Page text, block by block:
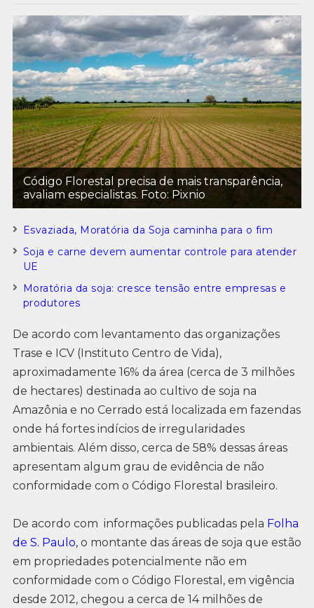
Código Florestal precisa de mais transparência,
avaliam especialistas. Foto: Pixnio
Esvaziada, Moratória da Soja caminha para o fim
Soja e carne devem aumentar controle para atender
UE
Moratória da soja: cresce tensão entre empresas e
produtores
De acordo com levantamento das organizações
Trase e ICV (Instituto Centro de Vida),
aproximadamente 16% da área (cerca de 3 milhões
de hectares) destinada ao cultivo de soja na
Amazônia e no Cerrado está localizada em fazendas
onde há fortes indícios de irregularidades
ambientais. Além disso, cerca de 58% dessas áreas
apresentam algum grau de evidência de não
conformidade com o Código Florestal brasileiro.
De acordo com informações publicadas pela Folha
de S. Paulo, o montante das áreas de soja que estão
em propriedades potencialmente não em
conformidade com o Código Florestal, em vigência
desde 2012, chegou a cerca de 14 milhões de